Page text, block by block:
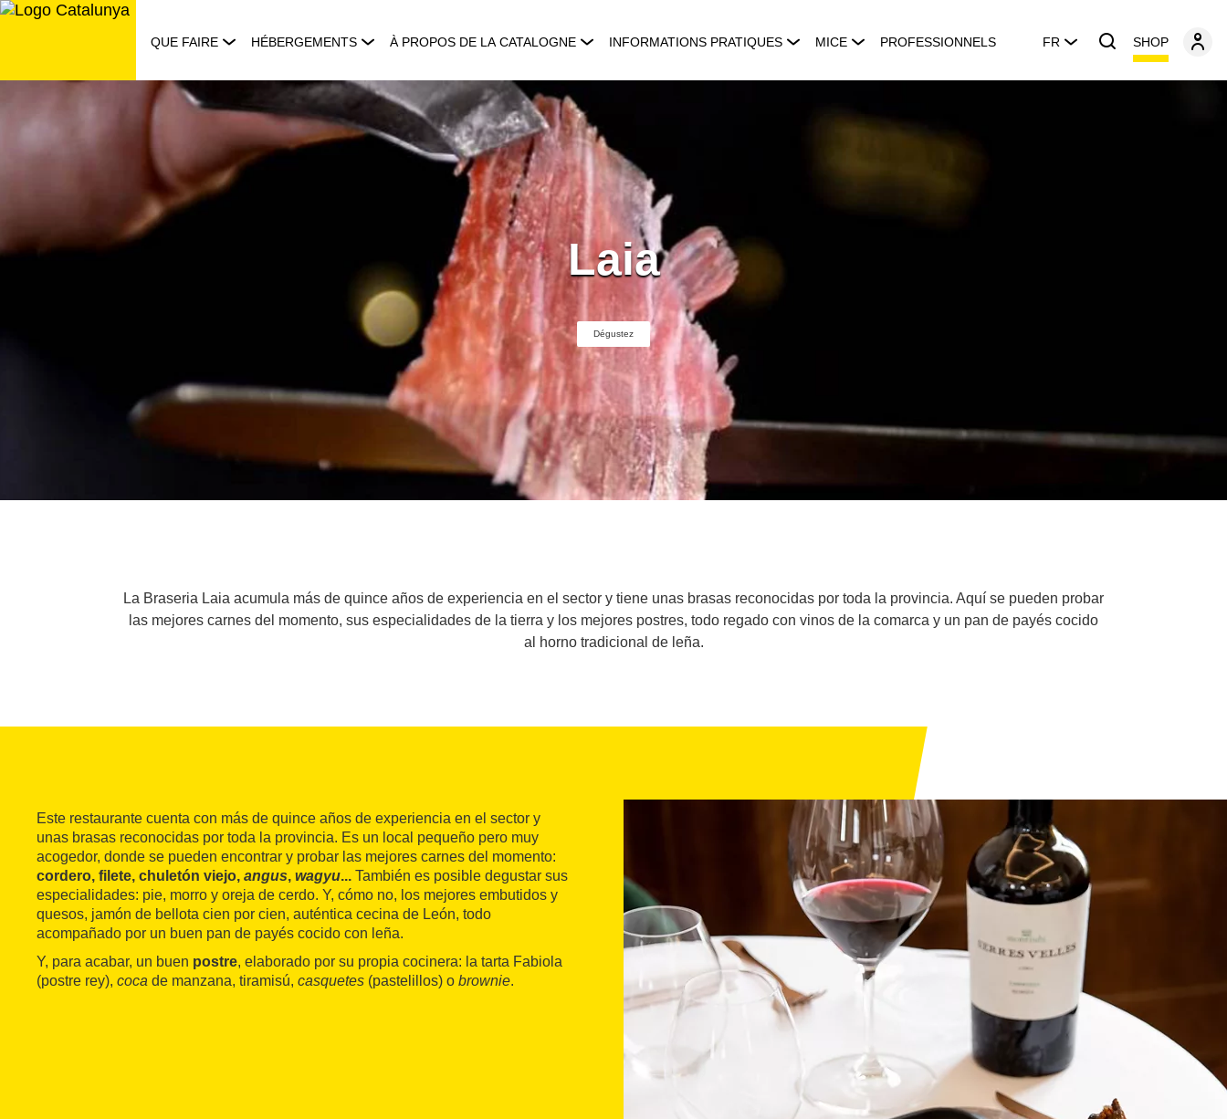
Aller
QUE FAIRE HÉBERGEMENTS À PROPOS DE LA CATALOGNE INFORMATIONS PRATIQUES MICE PROFESSIONNELS FR SHOP
Laia
Dégustez
La Braseria Laia acumula más de quince años de experiencia en el sector y tiene unas brasas reconocidas por toda la provincia. Aquí se pueden probar
las mejores carnes del momento, sus especialidades de la tierra y los mejores postres, todo regado con vinos de la comarca y un pan de payés cocido
al horno tradicional de leña.
Este restaurante cuenta con más de quince años de experiencia en el sector y
unas brasas reconocidas por toda la provincia. Es un local pequeño pero muy
acogedor, donde se pueden encontrar y probar las mejores carnes del momento:
cordero, filete, chuletón viejo, angus, wagyu... También es posible degustar sus
especialidades: pie, morro y oreja de cerdo. Y, cómo no, los mejores embutidos y
quesos, jamón de bellota cien por cien, auténtica cecina de León, todo
acompañado por un buen pan de payés cocido con leña.
Y, para acabar, un buen postre, elaborado por su propia cocinera: la tarta Fabiola
(postre rey), coca de manzana, tiramisú, casquetes (pastelillos) o brownie.